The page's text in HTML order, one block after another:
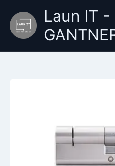
Inhalt
springen
Laun IT -